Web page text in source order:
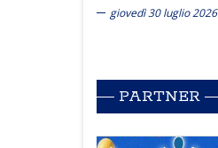
giovedì 30 luglio 2026
PARTNER